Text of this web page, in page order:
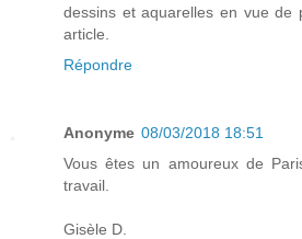
dessins et aquarelles en vue de
article.
Répondre
Anonyme 08/03/2018 18:51
Vous êtes un amoureux de
travail.
Gisèle D.